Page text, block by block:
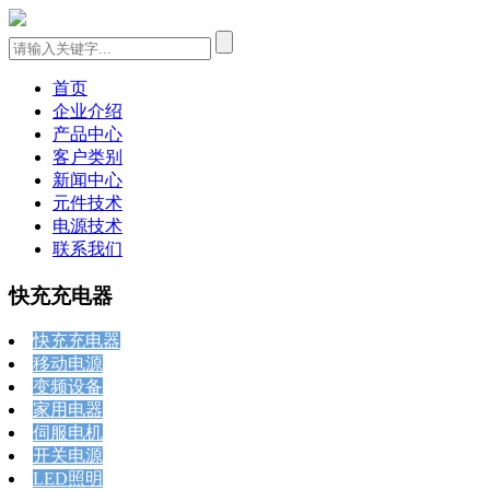
首页
企业介绍
产品中心
客户类别
新闻中心
元件技术
电源技术
联系我们
快充充电器
快充充电器
移动电源
变频设备
家用电器
伺服电机
开关电源
LED照明